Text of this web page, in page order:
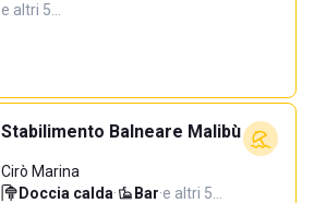
e altri 5…
Stabilimento Balneare Malibù
Cirò Marina
Doccia calda· Bar·e altri 5…